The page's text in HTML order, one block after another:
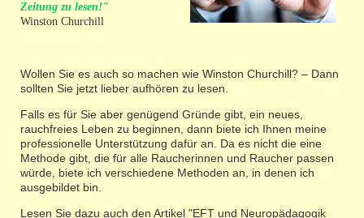
Zeitung zu lesen!"
Winston Churchill
Wollen Sie es auch so machen wie Winston Churchill? – Dann
sollten Sie jetzt lieber aufhören zu lesen.
Falls es für Sie aber genügend Gründe gibt, ein neues,
rauchfreies Leben zu beginnen, dann biete ich Ihnen meine
professionelle Unterstützung dafür an. Da es nicht die eine
Methode gibt, die für alle Raucherinnen und Raucher passen
würde, biete ich verschiedene Methoden an, in denen ich
ausgebildet bin.
Lesen Sie dazu auch den Artikel "EFT und Neuropädagogik